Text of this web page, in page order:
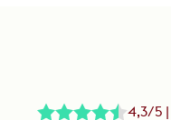
4,3/5